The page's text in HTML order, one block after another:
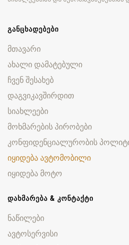
ᲒᲐᲜᲪᲮᲐᲓᲔᲑᲔᲑᲘ
მთავარი
ახალი დამატებული
ჩვენ შესახებ
დაგვიკავშირდით
სიახლეები
მოხმარების პირობები
კონფიდენციალურობის
იყიდება ავტომობილი
იყიდება მოტო
ᲓᲐᲮᲛᲐᲠᲔᲑᲐ & ᲙᲝᲜᲢᲐᲥᲢᲘ
ნაწილები
ავტოსერვისი